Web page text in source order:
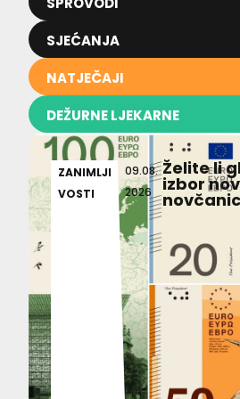
SJEĆANJA
NATJEČAJI
DEŽURNE LJEKARNE
ZANIMLJI
VOSTI
09.08.
2026
Želite li
izbor